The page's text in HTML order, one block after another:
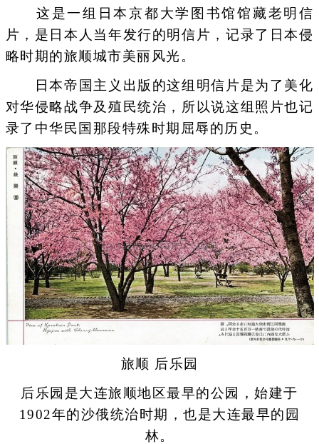
这是一组日本京都大学图书馆馆藏老明信
片，是日本人当年发行的明信片，记录了日本侵
略时期的旅顺城市美丽风光。
日本帝国主义出版的这组明信片是为了美化
对华侵略战争及殖民统治，所以说这组照片也记
录了中华民国那段特殊时期屈辱的历史。
旅顺 后乐园
后乐园是大连旅顺地区最早的公园，始建于
1902年的沙俄统治时期，也是大连最早的园
林。